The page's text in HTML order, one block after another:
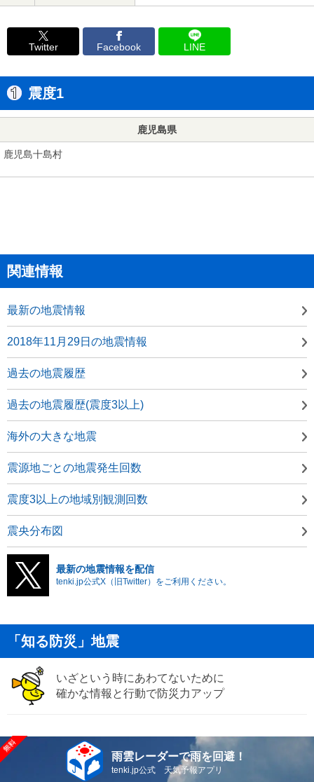
Twitter Facebook LINE
震度1
鹿児島県
鹿児島十島村
関連情報
最新の地震情報
2018年11月29日の地震情報
過去の地震履歴
過去の地震履歴(震度3以上)
海外の大きな地震
震源地ごとの地震発生回数
震度3以上の地域別観測回数
震央分布図
最新の地震情報を配信
tenki.jp公式X（旧Twitter）をご利用ください。
「知る防災」地震
いざという時にあわてないために
確かな情報と行動で防災力アップ
雨雲レーダーで雨を回避！
tenki.jp公式 天気予報アプリ